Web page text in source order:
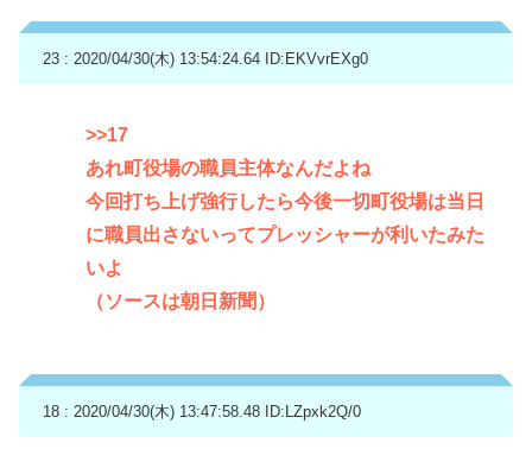
23 : 2020/04/30(木) 13:54:24.64 ID:EKVvrEXg0
>>17
あれ町役場の職員主体なんだよね
今回打ち上げ強行したら今後一切町役場は当日
に職員出さないってプレッシャーが利いたみた
いよ
（ソースは朝日新聞）
18 : 2020/04/30(木) 13:47:58.48 ID:LZpxk2Q/0